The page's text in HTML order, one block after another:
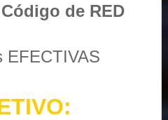
de RED
EFECTIVAS